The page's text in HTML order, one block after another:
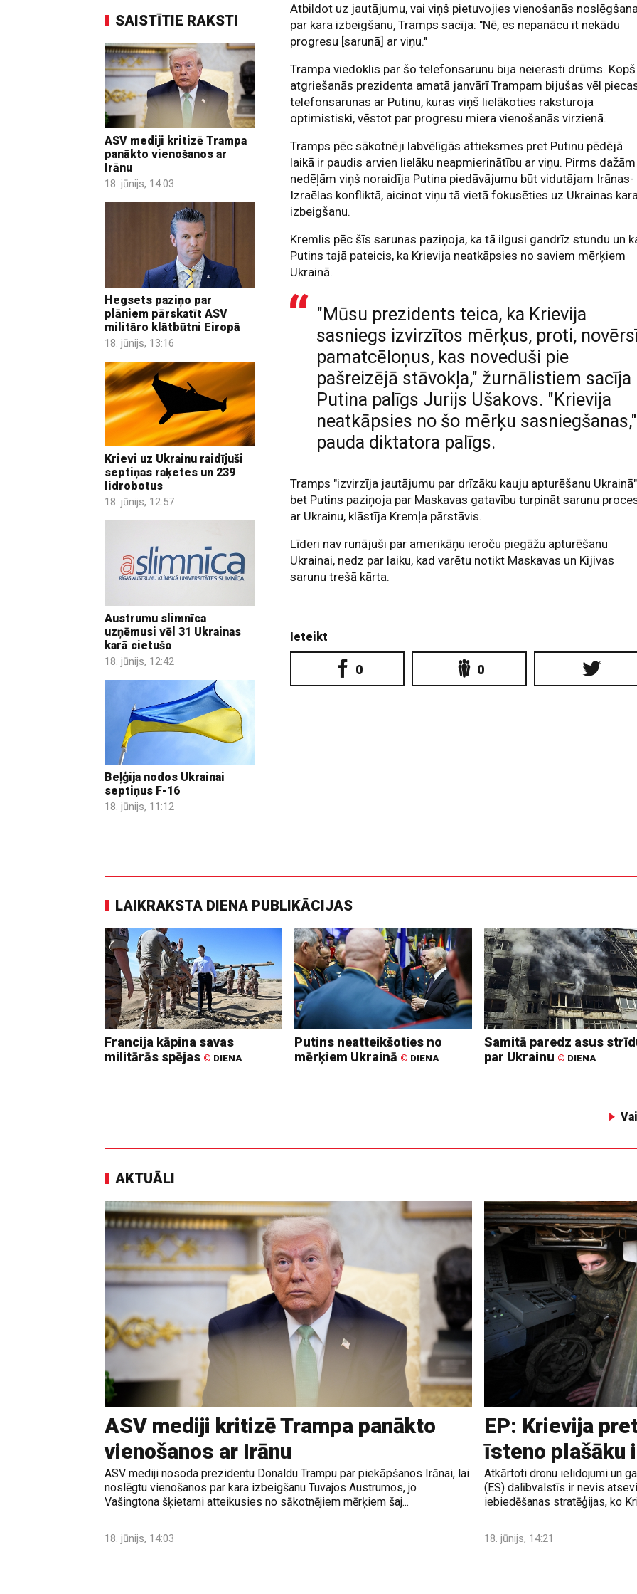
SAISTĪTIE RAKSTI
ASV mediji kritizē Trampa
panākto vienošanos ar
Irānu
18. jūnijs, 14:03
Hegsets paziņo par
plāniem pārskatīt ASV
militāro klātbūtni Eiropā
18. jūnijs, 13:16
Krievi uz Ukrainu raidījuši
septiņas raķetes un 239
lidrobotus
18. jūnijs, 12:57
Austrumu slimnīca
uzņēmusi vēl 31 Ukrainas
karā cietušo
18. jūnijs, 12:42
Beļģija nodos Ukrainai
septiņus F-16
18. jūnijs, 11:12
Atbildot uz jautājumu, vai viņš pietuvojies vienošanās
par kara izbeigšanu, Tramps sacīja: "Nē, es nepanācu it nekādu
progresu [sarunā] ar viņu."
Trampa viedoklis par šo telefonsarunu bija neierasti drūms. Kopš
atgriešanās prezidenta amatā janvārī Trampam bijušas vēl
telefonsarunas ar Putinu, kuras viņš lielākoties raksturoja
optimistiski, vēstot par progresu miera vienošanās virzienā.
Tramps pēc sākotnēji labvēlīgās attieksmes pret Putinu pēdējā
laikā ir paudis arvien lielāku neapmierinātību ar viņu. Pirms dažām
nedēļām viņš noraidīja Putina piedāvājumu būt vidutājam Irānas-
Izraēlas konfliktā, aicinot viņu tā vietā fokusēties uz Ukrainas kara
izbeigšanu.
Kremlis pēc šīs sarunas paziņoja, ka tā ilgusi gandrīz stundu un
Putins tajā pateicis, ka Krievija neatkāpsies no saviem mērķiem
Ukrainā.
"Mūsu prezidents teica, ka Krievija
sasniegs izvirzītos mērķus, proti,
pamatcēloņus, kas noveduši pie
pašreizējā stāvokļa," žurnālistiem sacīja
Putina palīgs Jurijs Ušakovs. "Krievija
neatkāpsies no šo mērķu sasniegšanas,"
pauda diktatora palīgs.
Tramps "izvirzīja jautājumu par drīzāku kauju apturēšanu
bet Putins paziņoja par Maskavas gatavību turpināt sarunu
ar Ukrainu, klāstīja Kremļa pārstāvis.
Līderi nav runājuši par amerikāņu ieroču piegāžu apturēšanu
Ukrainai, nedz par laiku, kad varētu notikt Maskavas un Kijivas
sarunu trešā kārta.
Ieteikt
0 0
LAIKRAKSTA DIENA PUBLIKĀCIJAS
Francija kāpina savas
militārās spējas © DIENA
Putins neatteikšoties no
mērķiem Ukrainā © DIENA
Samitā paredz asus
par Ukrainu © DIENA
AKTUĀLI
ASV mediji kritizē Trampa panākto
vienošanos ar Irānu
ASV mediji nosoda prezidentu Donaldu Trampu par piekāpšanos Irānai, lai
noslēgtu vienošanos par kara izbeigšanu Tuvajos Austrumos, jo
Vašingtona šķietami atteikusies no sākotnējiem mērķiem šaj...
18. jūnijs, 14:03
EP: Krievija
īsteno plašāku
Atkārtoti dronu ielidojumi un
(ES) dalībvalstīs ir nevis
iebiedēšanas stratēģijas, ko
18. jūnijs, 14:21